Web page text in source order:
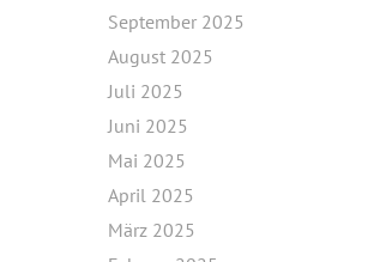
September 2025
August 2025
Juli 2025
Juni 2025
Mai 2025
April 2025
März 2025